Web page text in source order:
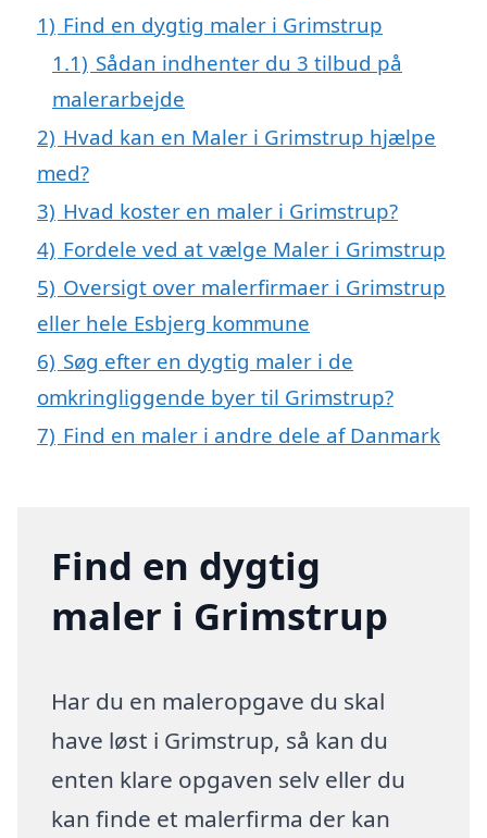
1) Find en dygtig maler i Grimstrup
1.1) Sådan indhenter du 3 tilbud på
malerarbejde
2) Hvad kan en Maler i Grimstrup hjælpe
med?
3) Hvad koster en maler i Grimstrup?
4) Fordele ved at vælge Maler i Grimstrup
5) Oversigt over malerfirmaer i Grimstrup
eller hele Esbjerg kommune
6) Søg efter en dygtig maler i de
omkringliggende byer til Grimstrup?
7) Find en maler i andre dele af Danmark
Find en dygtig
maler i Grimstrup
Har du en maleropgave du skal
have løst i Grimstrup, så kan du
enten klare opgaven selv eller du
kan finde et malerfirma der kan